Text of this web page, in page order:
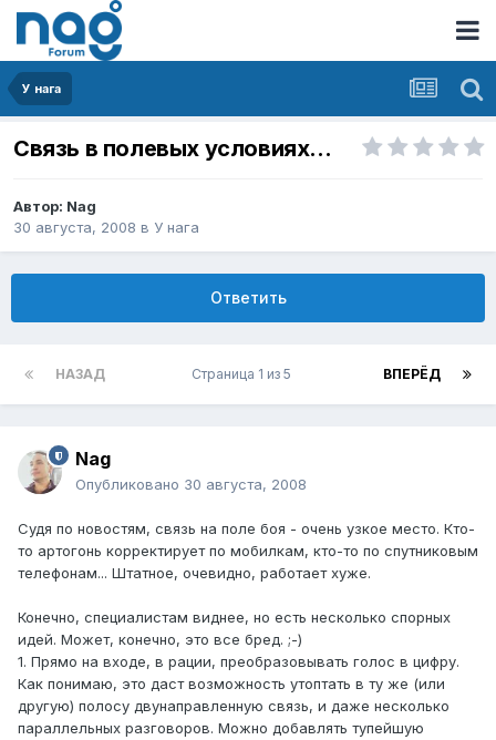
У нага
Связь в полевых условиях...
Автор: Nag
30 августа, 2008 в У нага
Ответить
НАЗАД ВПЕРЁД
Страница 1 из 5
Nag
Опубликовано 30 августа, 2008
Судя по новостям, связь на поле боя - очень узкое место. Кто-
то артогонь корректирует по мобилкам, кто-то по спутниковым
телефонам... Штатное, очевидно, работает хуже.
Конечно, специалистам виднее, но есть несколько спорных
идей. Может, конечно, это все бред. ;-)
1. Прямо на входе, в рации, преобразовывать голос в цифру.
Как понимаю, это даст возможность утоптать в ту же (или
другую) полосу двунаправленную связь, и даже несколько
параллельных разговоров. Можно добавлять тупейшую